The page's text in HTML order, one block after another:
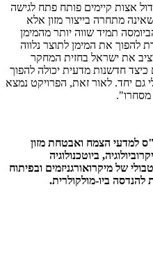
אצות קיימים פותח פתח לגישה
מתחרה בייצור מזון אלא
תמיד שווה יותר מהמימן
להפוך את המימן לתוצר נלווה
את ישראל בחזית המחקר
כיצד חדשנות מדעית יכולה להפוך
גם יחד. לאור זאת, הפרויקט נמצא
מסחרו".
למדעי הצמח ואבטחת מזון
ביוטכנולוגיה
של מיקרואורגניזמים ובפיתוח
להנדסה ביו-מולקולרית.